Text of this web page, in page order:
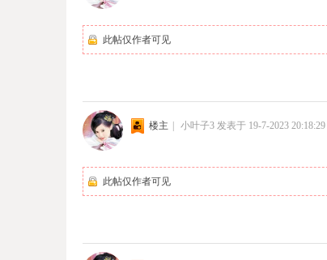
此帖仅作者可见
楼主 | 小叶子3 发表于 19-7-2023 20:18:29
此帖仅作者可见